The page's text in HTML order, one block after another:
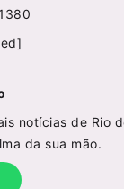
notícias de Rio
da sua mão.